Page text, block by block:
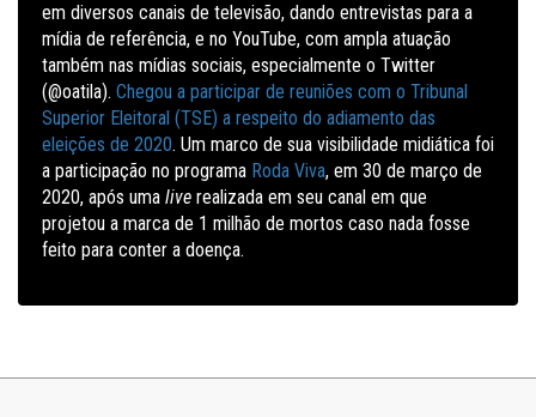
em diversos canais de televisão, dando entrevistas para a
mídia de referência, e no YouTube, com ampla atuação
também nas mídias sociais, especialmente o Twitter
(@oatila). Chegou a participar de reuniões com o Tribunal
Superior Eleitoral (TSE) a respeito do adiamento das
eleições de 2020. Um marco de sua visibilidade midiática foi
a participação no programa Roda Viva, em 30 de março de
2020, após uma live realizada em seu canal em que
projetou a marca de 1 milhão de mortos caso nada fosse
feito para conter a doença.